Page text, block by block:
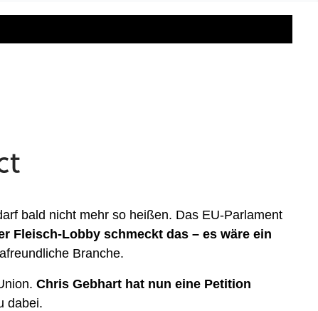
bald nicht mehr so heißen. Das EU-Parlament
Fleisch-Lobby schmeckt das – es wäre ein
Branche.
Chris Gebhart hat nun eine Petition
dabei.